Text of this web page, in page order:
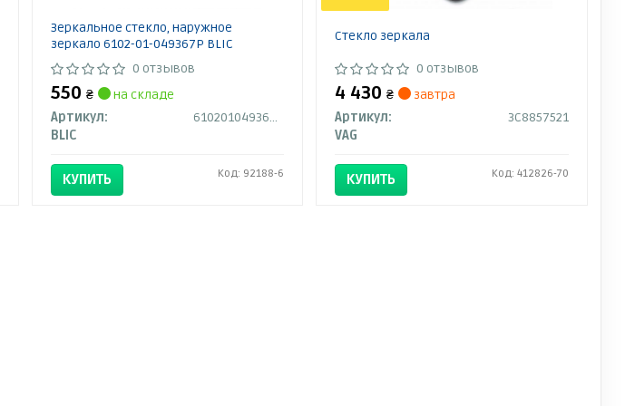
Зеркальное стекло, наружное
зеркало 6102-01-049367P BLIC
0 отзывов
550 ₴
на складе
Артикул:
610201049367P
BLIC
КУПИТЬ Код: 92188-6
Стекло зеркала
0 отзывов
4 430₴
завтра
Артикул:
3C8857521
VAG
КУПИТЬ Код: 412826-70